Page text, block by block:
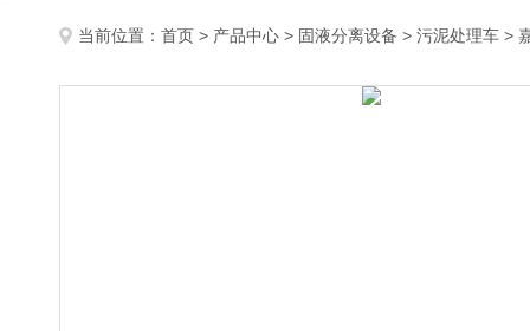
当前位置： 首页 > 产品中心 > 固液分离设备 > 污泥处理车 >